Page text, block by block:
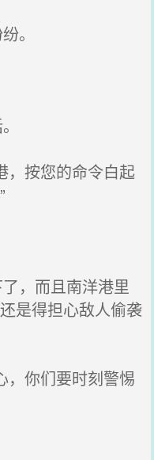
。
按您的命令白起
，而且南洋港里
是得担心敌人偷袭
你们要时刻警惕